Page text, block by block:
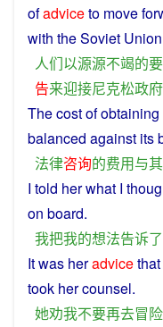
ofadviceto move
with theSoviet
人们以源源不竭的
告来迎接尼克松政府
Thecostof obtaining
balanced against its
法律咨询的费用与其
I told her what I
on board.
我把我的想法告诉了
It was heradvicethat
took hercounsel.
她劝我不要再去冒险